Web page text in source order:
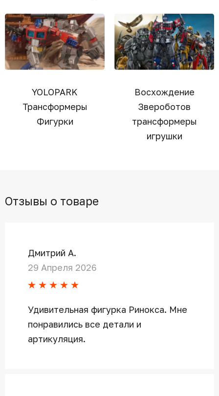
YOLOPARK
Трансформеры
Фигурки
Восхождение
Звероботов
трансформеры
игрушки
Отзывы о товаре
Дмитрий А.
29 Апреля 2026
Удивительная фигурка Ринокса. Мне
понравились все детали и
артикуляция.